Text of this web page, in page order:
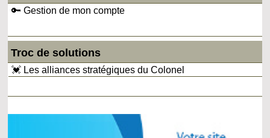
🔑 Gestion de mon compte
Troc de solutions
💓 Les alliances stratégiques du Colonel